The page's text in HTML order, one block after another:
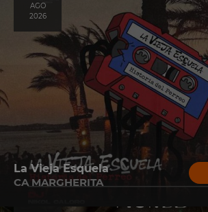
AGO
2026
La Vieja Esquela
CA MARGHERITA